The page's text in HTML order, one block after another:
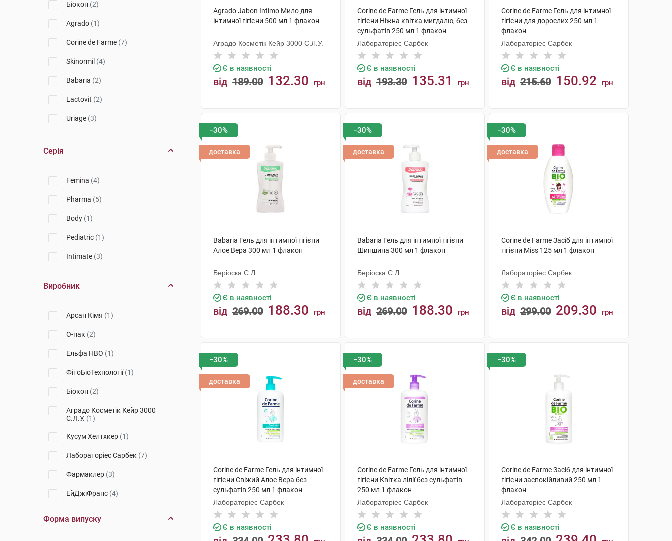
Біокон (2)
Agrado (1)
Corine de Farme (7)
Skinormil (4)
Babaria (2)
Lactovit (2)
Uriage (3)
Серія
Femina (4)
Pharma (5)
Body (1)
Pediatric (1)
Intimate (3)
Виробник
Арсан Кімя (1)
О-пак (2)
Ельфа НВО (1)
ФітоБіоТехнології(1)
Біокон (2)
Аградо Косметік Кейр 3000
С.Л.У. (1)
Кусум Хелтхкер (1)
Лабораторіес Сарбек (7)
Фармаклер (3)
ЕйДжіФранс (4)
ГЕМ БОГЕМІЯ С.Р.О. ЧЕСЬКА
Форма випуску
Agrado Jabon Intimo Мило для
інтимної гігієни 500 мл 1 флакон
Аградо Косметік Кейр 3000 С.Л.У.
Є в наявності
від 189.00 132.30 грн
Corine de Farme Гель для інтимної
гігієни Ніжна квітка мигдалю, без
сульфатів 250 мл 1 флакон
Лабораторіес Сарбек
Є в наявності
від 193.30 135.31 грн
Corine de Farme Гель для інтимної
гігієни для дорослих 250 мл 1
флакон
Лабораторіес Сарбек
Є в наявності
від 215.60 150.92 грн
−30%
доставка
Babaria Гель для інтимної гігієни
Алое Вера 300 мл 1 флакон
Беріоска С.Л.
Є в наявності
від 269.00 188.30 грн
−30%
доставка
Babaria Гель для інтимної гігієни
Шипшина 300 мл 1 флакон
Беріоска С.Л.
Є в наявності
від 269.00 188.30 грн
−30%
доставка
Corine de Farme Засіб для інтимної
гігієни Miss 125 мл 1 флакон
Лабораторіес Сарбек
Є в наявності
від 299.00 209.30 грн
−30%
доставка
Corine de Farme Гель для інтимної
гігієни Свіжий Алое Вера без
сульфатів 250 мл 1 флакон
Лабораторіес Сарбек
Є в наявності
−30%
доставка
Corine de Farme Гель для інтимної
гігієни Квітка лілії без сульфатів
250 мл 1 флакон
Лабораторіес Сарбек
Є в наявності
−30%
Corine de Farme Засіб для інтимної
гігієни заспокійливий 250 мл 1
флакон
Лабораторіес Сарбек
Є в наявності